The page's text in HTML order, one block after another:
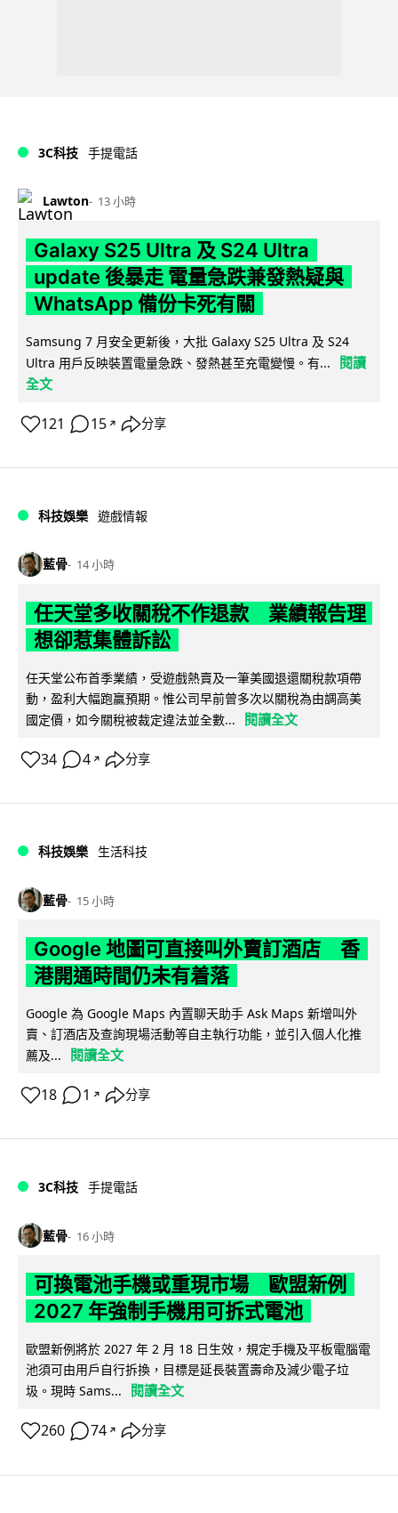
3C科技 手提電話
Lawton 13 小時
Galaxy S25 Ultra 及 S24 Ultra
update 後暴走 電量急跌兼發熱疑與
WhatsApp 備份卡死有關
Samsung 7 月安全更新後，大批 Galaxy S25 Ultra 及 S24
Ultra 用戶反映裝置電量急跌、發熱甚至充電變慢。有...
閱讀
全文
121 15 ↗ 分享
科技娛樂 遊戲情報
藍骨 14 小時
任天堂多收關稅不作退款 業績報告理
想卻惹集體訴訟
任天堂公布首季業績，受遊戲熱賣及一筆美國退還關稅款項帶
動，盈利大幅跑贏預期。惟公司早前曾多次以關稅為由調高美
國定價，如今關稅被裁定違法並全數...
閱讀全文
34 4 ↗ 分享
科技娛樂 生活科技
藍骨 15 小時
Google 地圖可直接叫外賣訂酒店 香
港開通時間仍未有着落
Google 為 Google Maps 內置聊天助手 Ask Maps 新增叫外
賣、訂酒店及查詢現場活動等自主執行功能，並引入個人化推
薦及...
閱讀全文
18 1 ↗ 分享
3C科技 手提電話
藍骨 16 小時
可換電池手機或重現市場 歐盟新例
2027 年強制手機用可拆式電池
歐盟新例將於 2027 年 2 月 18 日生效，規定手機及平板電腦電
池須可由用戶自行拆換，目標是延長裝置壽命及減少電子垃
圾。現時 Sams...
閱讀全文
260 74 ↗ 分享